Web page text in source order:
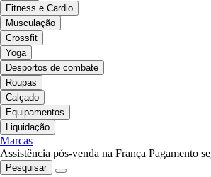
Fitness e Cardio
Musculação
Crossfit
Yoga
Desportos de combate
Roupas
Calçado
Equipamentos
Liquidação
Marcas
Assistência pós-venda na França Pagamento
Pesquisar